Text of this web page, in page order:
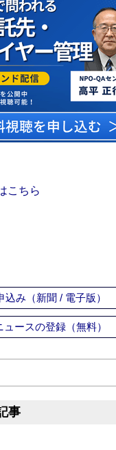
こちら
込み（新聞 / 電子版）
ュースの登録（無料）
事